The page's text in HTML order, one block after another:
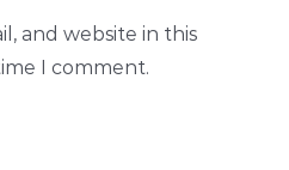
and website in this
I comment.